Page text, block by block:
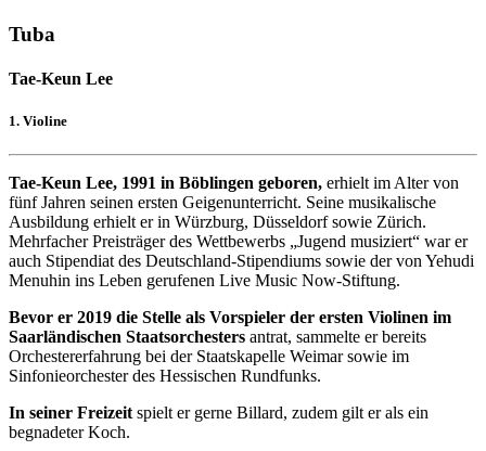
Tuba
Tae-Keun Lee
1. Violine
Tae-Keun Lee, 1991 in Böblingen geboren, erhielt im Alter von
fünf Jahren seinen ersten Geigenunterricht. Seine musikalische
Ausbildung erhielt er in Würzburg, Düsseldorf sowie Zürich.
Mehrfacher Preisträger des Wettbewerbs „Jugend musiziert“ war er
auch Stipendiat des Deutschland-Stipendiums sowie der von Yehudi
Menuhin ins Leben gerufenen Live Music Now-Stiftung.
Bevor er 2019 die Stelle als Vorspieler der ersten Violinen im
Saarländischen Staatsorchesters antrat, sammelte er bereits
Orchestererfahrung bei der Staatskapelle Weimar sowie im
Sinfonieorchester des Hessischen Rundfunks.
In seiner Freizeitspielt er gerne Billard, zudem gilt er als ein
begnadeter Koch.